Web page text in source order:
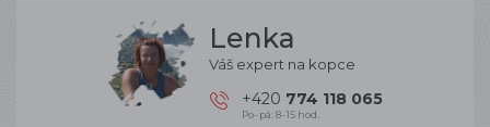
Lenka
Váš expert na kopce
+420 774 118 065
Po–pá: 8–15 hod.